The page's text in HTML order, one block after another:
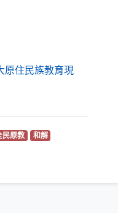
原住民族教育現
新視窗）
民原教（另開新視窗）
和解（另開新視窗）